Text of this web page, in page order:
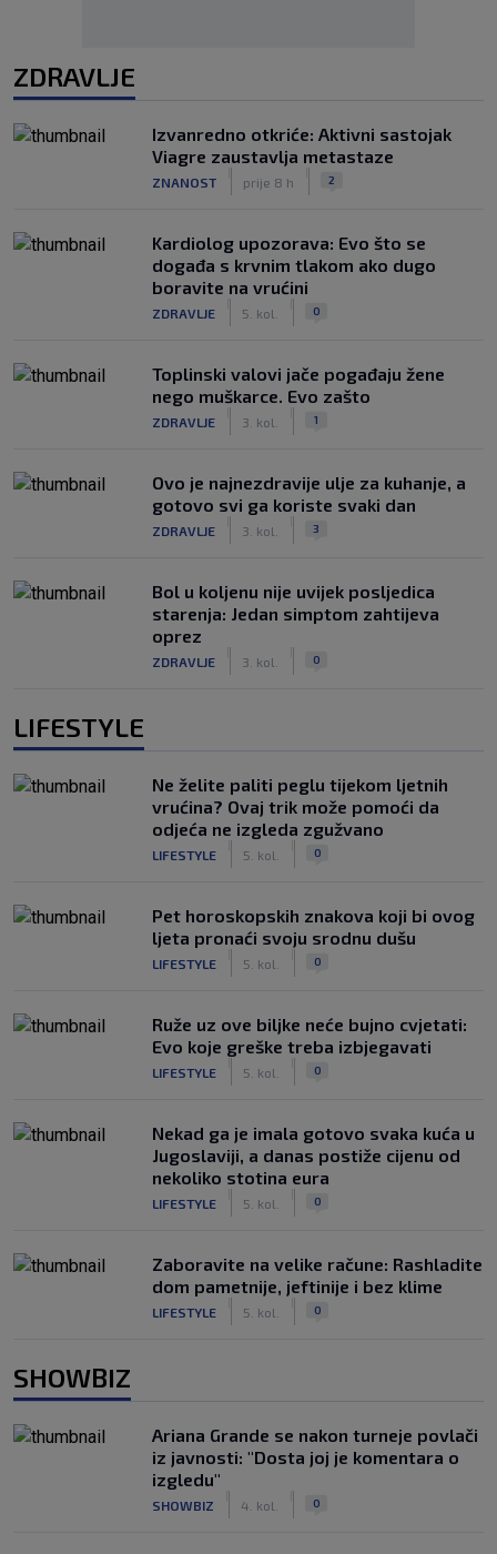
ZDRAVLJE
Izvanredno otkriće: Aktivni sastojak
Viagre zaustavlja metastaze
ZNANOST prije 8 h 2
Kardiolog upozorava: Evo što se
događa s krvnim tlakom ako dugo
boravite na vrućini
ZDRAVLJE 5. kol. 0
Toplinski valovi jače pogađaju žene
nego muškarce. Evo zašto
ZDRAVLJE 3. kol. 1
Ovo je najnezdravije ulje za kuhanje, a
gotovo svi ga koriste svaki dan
ZDRAVLJE 3. kol. 3
Bol u koljenu nije uvijek posljedica
starenja: Jedan simptom zahtijeva
oprez
ZDRAVLJE 3. kol. 0
LIFESTYLE
Ne želite paliti peglu tijekom ljetnih
vrućina? Ovaj trik može pomoći da
odjeća ne izgleda zgužvano
LIFESTYLE 5. kol. 0
Pet horoskopskih znakova koji bi ovog
ljeta pronaći svoju srodnu dušu
LIFESTYLE 5. kol. 0
Ruže uz ove biljke neće bujno cvjetati:
Evo koje greške treba izbjegavati
LIFESTYLE 5. kol. 0
Nekad ga je imala gotovo svaka kuća u
Jugoslaviji, a danas postiže cijenu od
nekoliko stotina eura
LIFESTYLE 5. kol. 0
Zaboravite na velike račune: Rashladite
dom pametnije, jeftinije i bez klime
LIFESTYLE 5. kol. 0
SHOWBIZ
Ariana Grande se nakon turneje povlači
iz javnosti: "Dosta joj je komentara o
izgledu"
SHOWBIZ 4. kol. 0